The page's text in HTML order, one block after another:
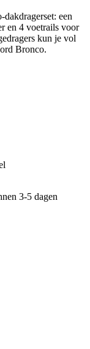
een
en 4 voetrails voor
kun je vol
Bronco.
3-5 dagen